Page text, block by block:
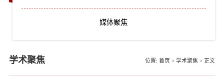
媒体聚焦
学术聚焦 位置: 首页 > 学术聚焦 > 正文